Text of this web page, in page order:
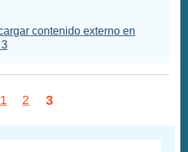
contenido externo en
1 2 3